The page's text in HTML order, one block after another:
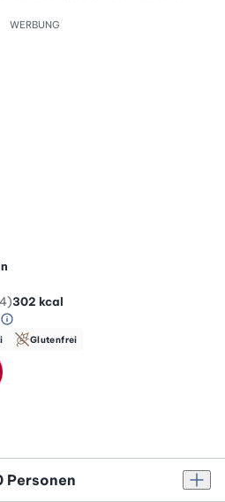
WERBUNG
302 kcal
5 von 5
Green Betty Skala Info
Glutenfrei